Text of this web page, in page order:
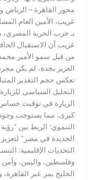
محور القاهرة – الرياض
غريب، الأمين العام
بـ حزب الحرية المصري،
غريب أن الاستقبال
من قبل سمو الأمير
العزيز بجدة، لم يكن
تعكس حجم التقدير
التحليل السياسي
الزيارة في توقيت حساس
كبرى، مما يستوجب
الجديدة في مصر”
التحديات الإقليمية:
وفلسطين، واليمن، وأمن
الخليج يمر عبر